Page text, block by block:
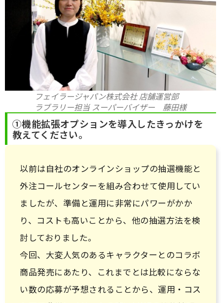
フェイラージャパン株式会社 店舗運営部
ラブラリー担当 スーパーバイザー 藤田様
①機能拡張オプションを導入したきっかけを
教えてください。
以前は自社のオンラインショップの抽選機能と
外注コールセンターを組み合わせて使用してい
ましたが、準備と運用に非常にパワーがかか
り、コストも高いことから、他の抽選方法を検
討しておりました。
今回、大変人気のあるキャラクターとのコラボ
商品発売にあたり、これまでとは比較にならな
い数の応募が予想されることから、運用・コス